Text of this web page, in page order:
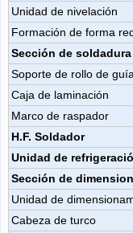
Unidad de nivelación
Formación de forma
Sección de soldadura
Soporte de rollo de
Caja de laminación
Marco de raspador
H.F. Soldador
Unidad de
Sección de
Unidad de
Cabeza de turco